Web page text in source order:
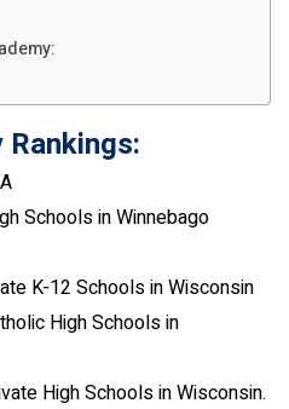
Schools in Winnebago
K-12 Schools in Wisconsin
High Schools in
High Schools in Wisconsin.